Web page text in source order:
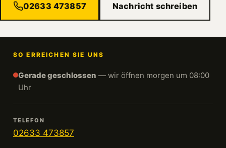
02633 473857 Nachricht schreiben
SO ERREICHEN SIE UNS
Gerade geschlossen — wir öffnen morgen um 08:00
Uhr
TELEFON
02633 473857